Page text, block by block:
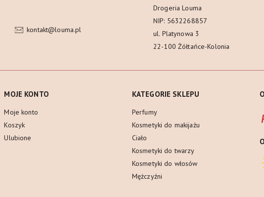
kontakt@louma.pl
Drogeria Louma
NIP: 5632268857
ul. Platynowa 3
22-100 Żółtańce-Kolonia
MOJE KONTO
Moje konto
Koszyk
Ulubione
KATEGORIE SKLEPU
Perfumy
Kosmetyki do makijażu
Ciało
Kosmetyki do twarzy
Kosmetyki do włosów
Mężczyźni